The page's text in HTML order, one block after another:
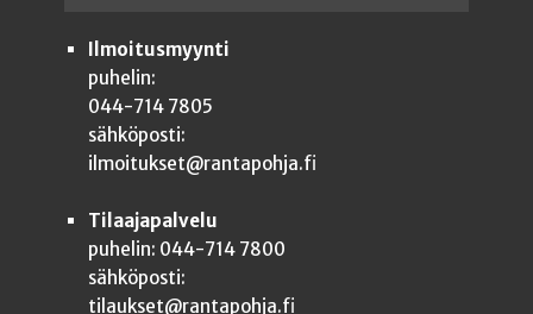
Ilmoitusmyynti
puhelin:
044-714 7805
sähköposti:
ilmoitukset@rantapohja.fi
Tilaajapalvelu
puhelin: 044-714 7800
sähköposti:
tilaukset@rantapohja.fi